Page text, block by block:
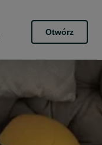
Otwórz